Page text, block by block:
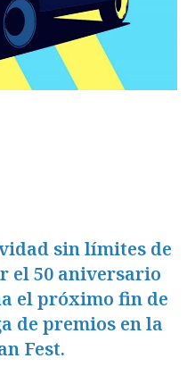
sin límites de
el 50 aniversario
el próximo fin de
de premios en la
Fest.